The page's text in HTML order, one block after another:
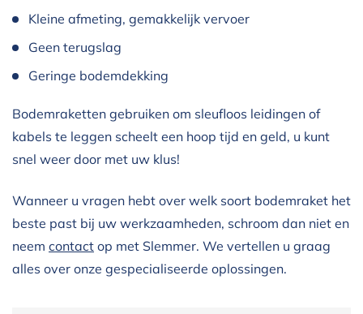
Kleine afmeting, gemakkelijk vervoer
Geen terugslag
Geringe bodemdekking
Bodemraketten gebruiken om sleufloos leidingen of
kabels te leggen scheelt een hoop tijd en geld, u kunt
snel weer door met uw klus!
Wanneer u vragen hebt over welk soort bodemraket het
beste past bij uw werkzaamheden, schroom dan niet en
neem contact op met Slemmer. We vertellen u graag
alles over onze gespecialiseerde oplossingen.